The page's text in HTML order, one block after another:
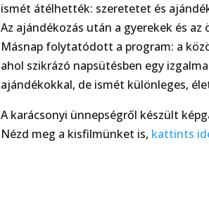
ismét átélhették: szeretetet és
Az ajándékozás után a gyerekek és
Másnap folytatódott a program: a
ahol szikrázó napsütésben egy
ajándékokkal, de ismét különleges,
A karácsonyi ünnepségről készült
Nézd meg a kisfilmünket is, kattints